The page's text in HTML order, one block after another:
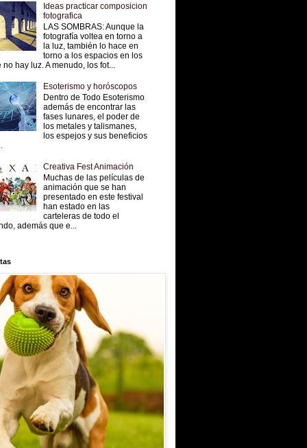
Ideas practicar composicion
fotografica
LAS SOMBRAS: Aunque la
fotografía voltea en torno a
la luz, también lo hace en
torno a los espacios en los
no hay luz. A menudo, los fot...
Esoterismo y horóscopos
Dentro de Todo Esoterismo
además de encontrar las
fases lunares, el poder de
los metales y talismanes,
los espejos y sus beneficios
Creativa Fest Animación
Muchas de las películas de
animación que se han
presentado en este festival
han estado en las
carteleras de todo el
además que e...